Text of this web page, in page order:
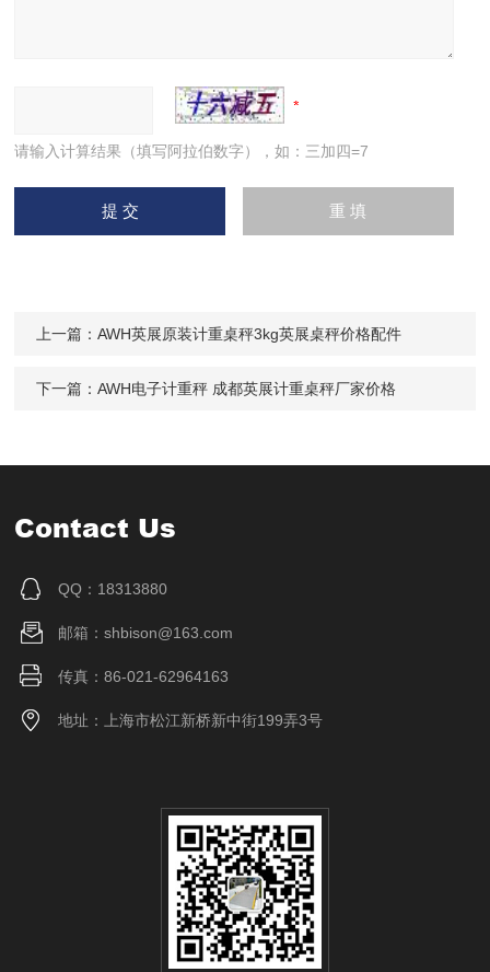
请输入计算结果（填写阿拉伯数字），如：三加四=7
上一篇：AWH英展原装计重桌秤3kg英展桌秤价格配件
下一篇：AWH电子计重秤 成都英展计重桌秤厂家价格
Contact Us
QQ：18313880
邮箱：shbison@163.com
传真：86-021-62964163
地址：上海市松江新桥新中街199弄3号